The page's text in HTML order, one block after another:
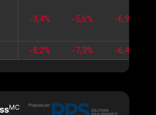
-3,4% -5,6% -6,9%
-8,2% -7,3% -6,4%
MC